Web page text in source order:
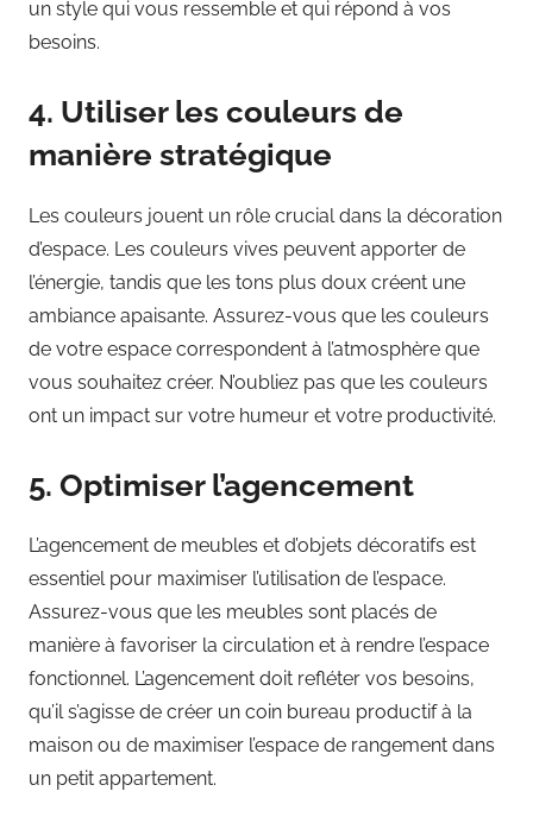
un style qui vous ressemble et qui répond à vos
besoins.
4. Utiliser les couleurs de
manière stratégique
Les couleurs jouent un rôle crucial dans la décoration
d’espace. Les couleurs vives peuvent apporter de
l’énergie, tandis que les tons plus doux créent une
ambiance apaisante. Assurez-vous que les couleurs
de votre espace correspondent à l’atmosphère que
vous souhaitez créer. N’oubliez pas que les couleurs
ont un impact sur votre humeur et votre productivité.
5. Optimiser l’agencement
L’agencement de meubles et d’objets décoratifs est
essentiel pour maximiser l’utilisation de l’espace.
Assurez-vous que les meubles sont placés de
manière à favoriser la circulation et à rendre l’espace
fonctionnel. L’agencement doit refléter vos besoins,
qu’il s’agisse de créer un coin bureau productif à la
maison ou de maximiser l’espace de rangement dans
un petit appartement.